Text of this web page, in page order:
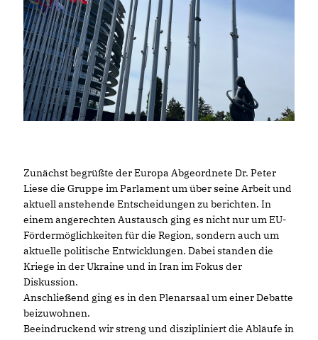
Zunächst begrüßte der Europa Abgeordnete Dr. Peter
Liese die Gruppe im Parlament um über seine Arbeit und
aktuell anstehende Entscheidungen zu berichten. In
einem angerechten Austausch ging es nicht nur um EU-
Fördermöglichkeiten für die Region, sondern auch um
aktuelle politische Entwicklungen. Dabei standen die
Kriege in der Ukraine und in Iran im Fokus der
Diskussion.
Anschließend ging es in den Plenarsaal um einer Debatte
beizuwohnen.
Beeindruckend wir streng und diszipliniert die Abläufe in